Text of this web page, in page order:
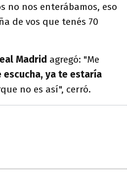
no nos enterábamos, eso
de vos que tenés 70
Madrid agregó: "Me
escucha, ya te estaría
no es así", cerró.